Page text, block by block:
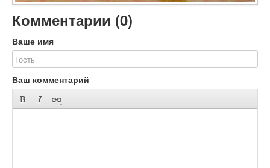
Комментарии (0)
Ваше имя
Ваш комментарий